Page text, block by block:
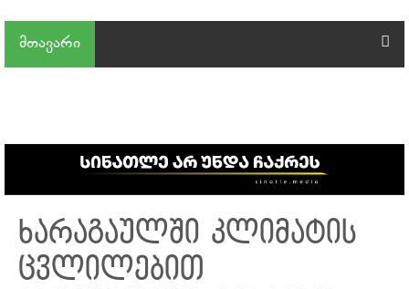
მთავარი
ხარაგაულში კლიმატის
ცვლილებით